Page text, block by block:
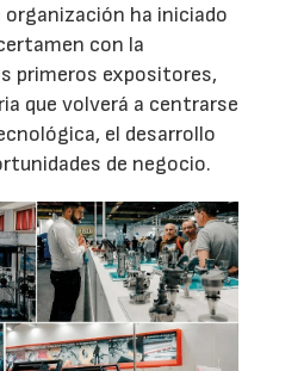
ha iniciado
con la
primeros expositores,
que volverá a centrarse
el desarrollo
de negocio.